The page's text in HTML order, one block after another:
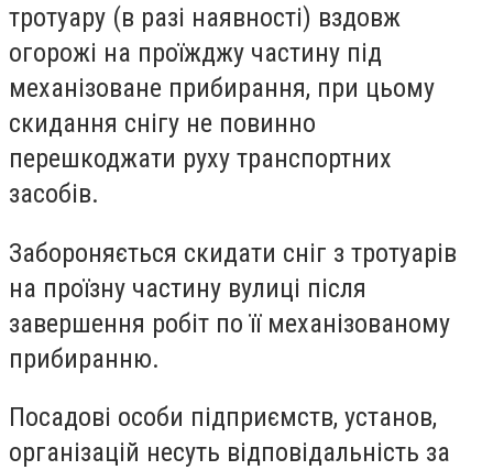
тротуару (в разі наявності) вздовж
огорожі на проїжджу частину під
механізоване прибирання, при цьому
скидання снігу не повинно
перешкоджати руху транспортних
засобів.
Забороняється скидати сніг з тротуарів
на проїзну частину вулиці після
завершення робіт по її механізованому
прибиранню.
Посадові особи підприємств, установ,
організацій несуть відповідальність за